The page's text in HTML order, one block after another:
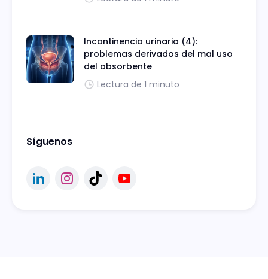
Incontinencia urinaria (4):
problemas derivados del mal uso
del absorbente
Lectura de 1 minuto
Síguenos